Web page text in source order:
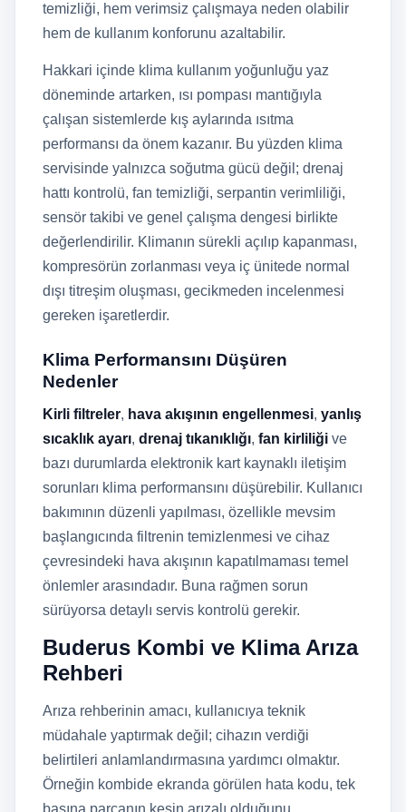
temizliği, hem verimsiz çalışmaya neden olabilir
hem de kullanım konforunu azaltabilir.
Hakkari içinde klima kullanım yoğunluğu yaz
döneminde artarken, ısı pompası mantığıyla
çalışan sistemlerde kış aylarında ısıtma
performansı da önem kazanır. Bu yüzden klima
servisinde yalnızca soğutma gücü değil; drenaj
hattı kontrolü, fan temizliği, serpantin verimliliği,
sensör takibi ve genel çalışma dengesi birlikte
değerlendirilir. Klimanın sürekli açılıp kapanması,
kompresörün zorlanması veya iç ünitede normal
dışı titreşim oluşması, gecikmeden incelenmesi
gereken işaretlerdir.
Klima Performansını Düşüren
Nedenler
Kirli filtreler, hava akışının engellenmesi, yanlış
sıcaklık ayarı, drenaj tıkanıklığı, fan kirliliği ve
bazı durumlarda elektronik kart kaynaklı iletişim
sorunları klima performansını düşürebilir. Kullanıcı
bakımının düzenli yapılması, özellikle mevsim
başlangıcında filtrenin temizlenmesi ve cihaz
çevresindeki hava akışının kapatılmaması temel
önlemler arasındadır. Buna rağmen sorun
sürüyorsa detaylı servis kontrolü gerekir.
Buderus Kombi ve Klima Arıza
Rehberi
Arıza rehberinin amacı, kullanıcıya teknik
müdahale yaptırmak değil; cihazın verdiği
belirtileri anlamlandırmasına yardımcı olmaktır.
Örneğin kombide ekranda görülen hata kodu, tek
başına parçanın kesin arızalı olduğunu